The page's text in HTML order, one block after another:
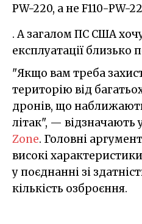
PW-220, а не F110-PW-
. А загалом ПС США
експлуатації близько
"Якщо вам треба
територію від
дронів, що
літак", — відзначають
Zone. Головні
високі
у поєднанні зі
кількість озброєння.